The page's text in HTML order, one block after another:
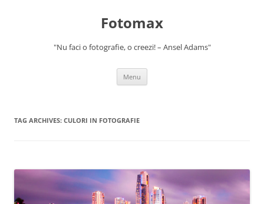
Fotomax
"Nu faci o fotografie, o creezi! – Ansel Adams"
Menu
TAG ARCHIVES: CULORI IN FOTOGRAFIE